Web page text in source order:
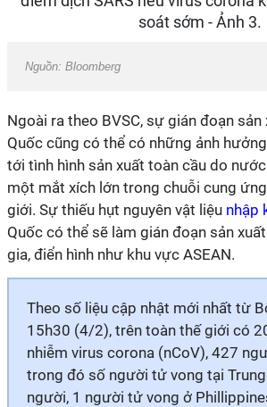
Nguồn: Bloomberg
Ngoài ra theo BVSC, sự gián đoạn sản
Quốc cũng có thể có những ảnh
tới tình hình sản xuất toàn cầu do
một mắt xích lớn trong chuỗi cung
giới. Sự thiếu hụt nguyên vật liệu nhập
Quốc có thể sẽ làm gián đoạn sản
gia, điển hình như khu vực ASEAN.
Theo số liệu cập nhật mới nhất từ
15h30 (4/2), trên toàn thế giới có
nhiễm virus corona (nCoV), 427
trong đó số người tử vong tại
người, 1 người tử vong ở